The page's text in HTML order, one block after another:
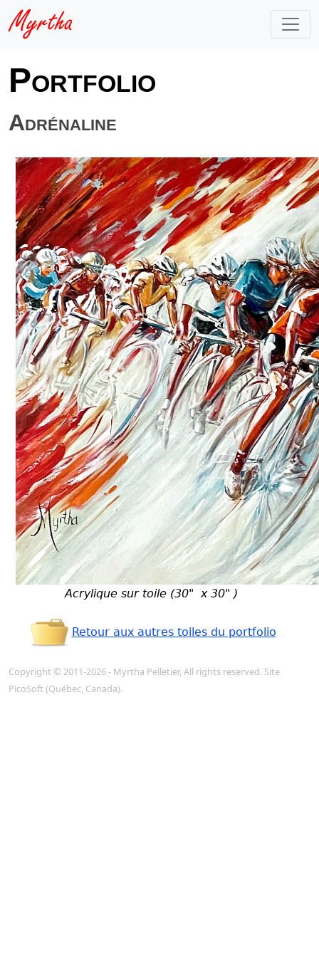
Portfolio
Adrénaline
Acrylique sur toile (30" x 30" )
Retour aux autres toiles du portfolio
Copyright © 2011-2026 - Myrtha Pelletier, All rights reserved. Site
PicoSoft (Québec, Canada).